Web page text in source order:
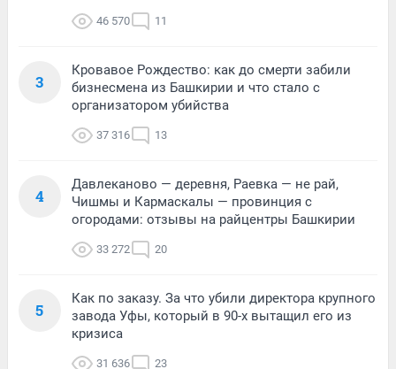
46 570 11
3
Кровавое Рождество: как до смерти забили
бизнесмена из Башкирии и что стало с
организатором убийства
37 316 13
4
Давлеканово — деревня, Раевка — не рай,
Чишмы и Кармаскалы — провинция с
огородами: отзывы на райцентры Башкирии
33 272 20
5
Как по заказу. За что убили директора крупного
завода Уфы, который в 90-х вытащил его из
кризиса
31 636 23